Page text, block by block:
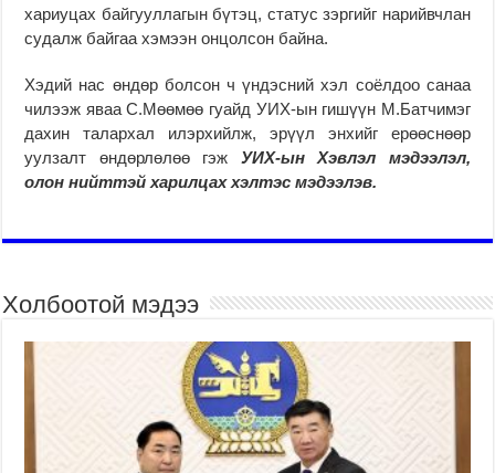
хариуцах байгууллагын бүтэц, статус зэргийг нарийвчлан
судалж байгаа хэмээн онцолсон байна.
Хэдий нас өндөр болсон ч үндэсний хэл соёлдоо санаа
чилээж яваа С.Мөөмөө гуайд УИХ-ын гишүүн М.Батчимэг
дахин талархал илэрхийлж, эрүүл энхийг ерөөснөөр
уулзалт өндөрлөлөө гэж УИХ-ын Хэвлэл мэдээлэл,
олон нийттэй харилцах хэлтэс мэдээлэв.
Холбоотой мэдээ